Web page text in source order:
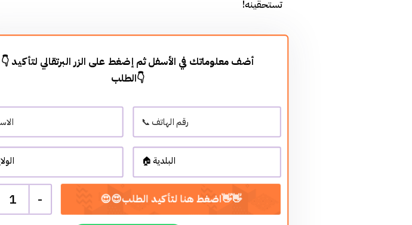
تستحقينه!
👇 أضف معلوماتك في الأسفل ثم إضغط على الزر البرتقالي لتأكيد
الطلب👇
1 -